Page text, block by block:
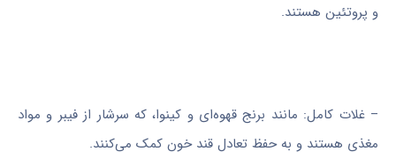
و پروتئین هستند.
– غلات کامل: مانند برنج قهوه‌ای و کینوا، که سرشار از فیبر و مواد
مغذی هستند و به حفظ تعادل قند خون کمک می‌کنند.